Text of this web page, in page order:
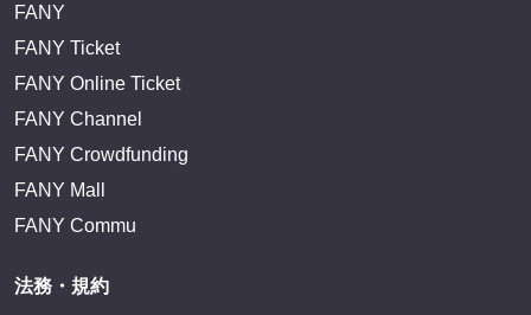
FANY
FANY Ticket
FANY Online Ticket
FANY Channel
FANY Crowdfunding
FANY Mall
FANY Commu
法務・規約